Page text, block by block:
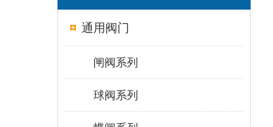
通用阀门
闸阀系列
球阀系列